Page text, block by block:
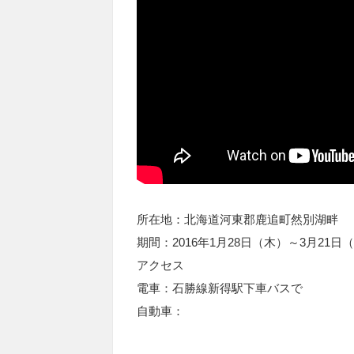
所在地：北海道河東郡鹿追町然別湖畔
期間：2016年1月28日（木）～3月21日
アクセス
電車：石勝線新得駅下車バスで
自動車：